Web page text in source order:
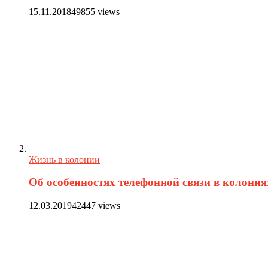
15.11.201849855 views
Жизнь в колонии
Об особенностях телефонной связи в
12.03.201942447 views